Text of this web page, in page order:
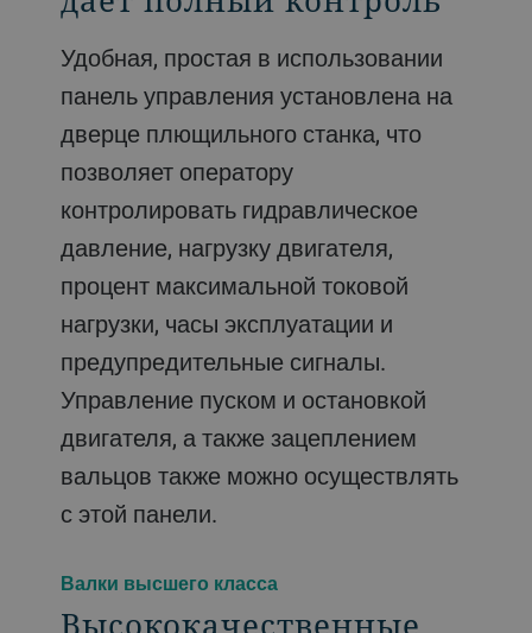
Удобная, простая в использовании
панель управления установлена на
дверце плющильного станка, что
позволяет оператору
контролировать гидравлическое
давление, нагрузку двигателя,
процент максимальной токовой
нагрузки, часы эксплуатации и
предупредительные сигналы.
Управление пуском и остановкой
двигателя, а также зацеплением
вальцов также можно осуществлять
с этой панели.
Валки высшего класса
Высококачественные